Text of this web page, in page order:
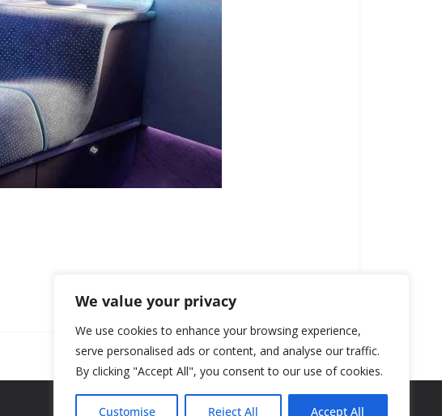
We value your privacy
We use cookies to enhance your browsing experience,
serve personalised ads or content, and analyse our traffic.
By clicking "Accept All", you consent to our use of cookies.
Customise Reject All Accept All